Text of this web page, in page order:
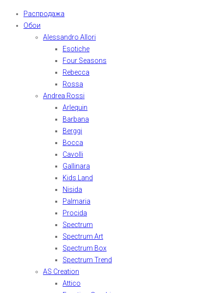
Распродажа
Обои
Alessandro Allori
Esotiche
Four Seasons
Rebecca
Rossa
Andrea Rossi
Arlequin
Barbana
Berggi
Bocca
Cavolli
Gallinara
Kids Land
Nisida
Palmaria
Procida
Spectrum
Spectrum Art
Spectrum Box
Spectrum Trend
AS Creation
Attico